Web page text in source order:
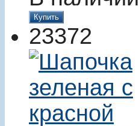
Купить
23372